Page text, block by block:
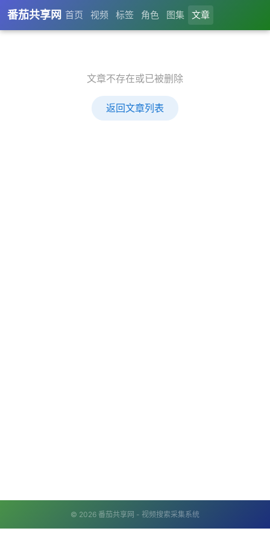
番茄共享网 首页 视频 标签 角色 图集 文章
文章不存在或已被删除
返回文章列表
© 2026 番茄共享网 - 视频搜索采集系统